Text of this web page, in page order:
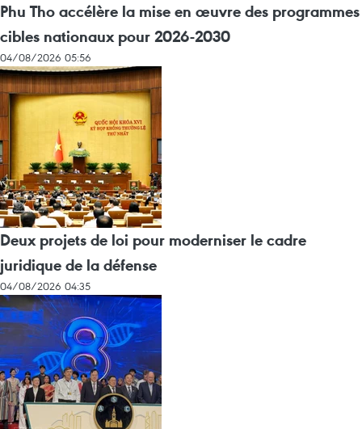
Phu Tho accélère la mise en œuvre des programmes
cibles nationaux pour 2026-2030
04/08/2026 05:56
Deux projets de loi pour moderniser le cadre
juridique de la défense
04/08/2026 04:35